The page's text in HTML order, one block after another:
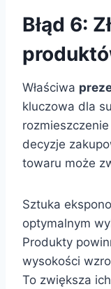
Błąd 6:
Właściwa
kluczowa dla
decyzje
towaru może
Sztuka
optymalnym
Produkty
wysokości
To zwiększa